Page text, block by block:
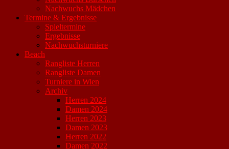
Nachwuchs Mädchen
Termine & Ergebnisse
Spieltermine
Ergebnisse
Nachwuchsturniere
Beach
Rangliste Herren
Rangliste Damen
Turniere in Wien
Archiv
Herren 2024
Damen 2024
Herren 2023
Damen 2023
Herren 2022
Damen 2022